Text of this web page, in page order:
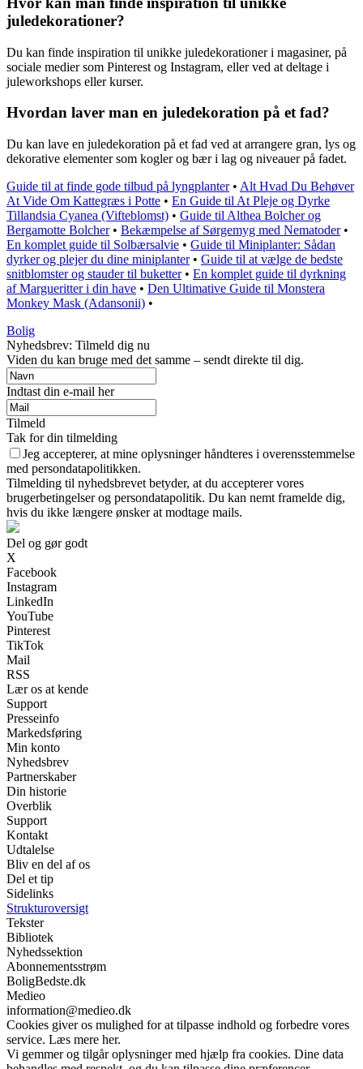
juledekorationer?
Du kan finde inspiration til unikke juledekorationer i magasiner, på
sociale medier som Pinterest og Instagram, eller ved at deltage i
juleworkshops eller kurser.
Hvordan laver man en juledekoration på et fad?
Du kan lave en juledekoration på et fad ved at arrangere gran, lys og
dekorative elementer som kogler og bær i lag og niveauer på fadet.
Guide til at finde gode tilbud på lyngplanter• Alt Hvad Du Behøver
At Vide Om Kattegræs i Potte • En Guide til At Pleje og Dyrke
Tillandsia Cyanea (Vifteblomst) • Guide til Althea Bolcher og
Bergamotte Bolcher• Bekæmpelse af Sørgemyg med Nematoder•
En komplet guide til Solbærsalvie • Guide til Miniplanter: Sådan
dyrker og plejer du dine miniplanter• Guide til at vælge de bedste
snitblomster og stauder til buketter• En komplet guide til dyrkning
af Margueritter i din have • Den Ultimative Guide til Monstera
Monkey Mask (Adansonii) •
Bolig
Nyhedsbrev: Tilmeld dig nu
Viden du kan bruge med det samme – sendt direkte til dig.
Indtast din e-mail her
Tilmeld
Tak for din tilmelding
Jeg accepterer, at mine oplysninger håndteres i overensstemmelse
med persondatapolitikken.
Tilmelding til nyhedsbrevet betyder, at du accepterer vores
brugerbetingelser og persondatapolitik. Du kan nemt framelde dig,
hvis du ikke længere ønsker at modtage mails.
Del og gør godt
X
Facebook
Instagram
LinkedIn
YouTube
Pinterest
TikTok
Mail
RSS
Lær os at kende
Support
Presseinfo
Markedsføring
Min konto
Nyhedsbrev
Partnerskaber
Din historie
Overblik
Support
Kontakt
Udtalelse
Bliv en del af os
Del et tip
Sidelinks
Strukturoversigt
Tekster
Bibliotek
Nyhedssektion
Abonnementsstrøm
BoligBedste.dk
Medieo
information@medieo.dk
Cookies giver os mulighed for at tilpasse indhold og forbedre vores
service. Læs mere her.
Vi gemmer og tilgår oplysninger med hjælp fra cookies. Dine data